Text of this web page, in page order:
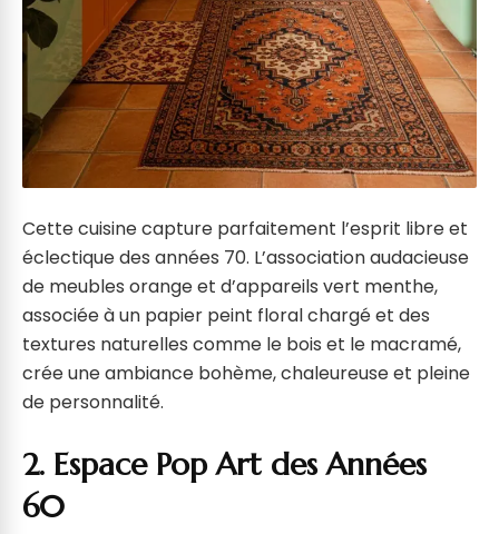
Cette cuisine capture parfaitement l’esprit libre et
éclectique des années 70. L’association audacieuse
de meubles orange et d’appareils vert menthe,
associée à un papier peint floral chargé et des
textures naturelles comme le bois et le macramé,
crée une ambiance bohème, chaleureuse et pleine
de personnalité.
2. Espace Pop Art des Années
60